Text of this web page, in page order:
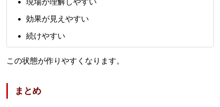
現場が理解しやすい
効果が見えやすい
続けやすい
この状態が作りやすくなります。
まとめ